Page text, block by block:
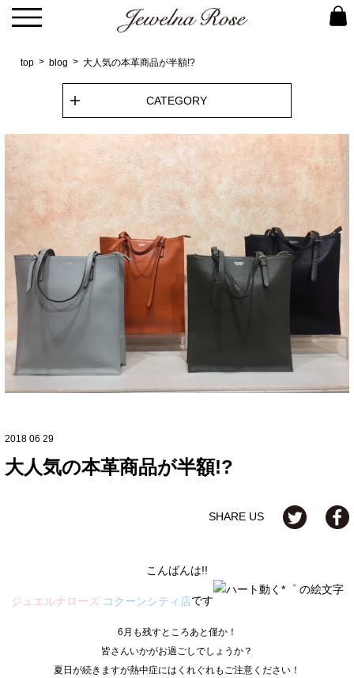
top blog 大人気の本革商品が半額!?
CATEGORY
2018 06 29
大人気の本革商品が半額!?
SHARE US
こんばんは!!
ジュエルナローズ コクーンシティ店です
6月も残すところあと僅か！
皆さんいかがお過ごしでしょうか？
夏日が続きますが熱中症にはくれぐれもご注意ください！